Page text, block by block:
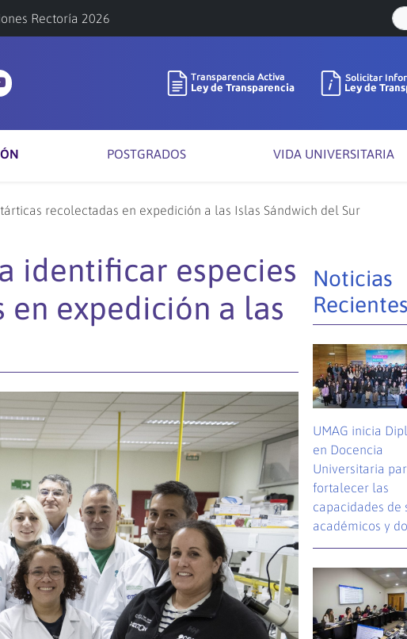
Rectoría 2026
POSTGRADOS VIDA UNIVERSITARIA
recolectadas en expedición a las Islas Sándwich del Sur
identificar especies
expedición a las
Noticias
Recientes
UMAG inicia
en Docencia
Universitaria
fortalecer las
capacidades de
académicos y